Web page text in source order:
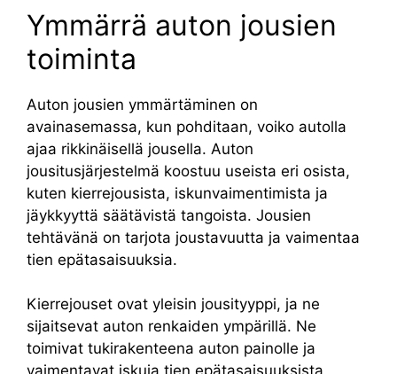
Ymmärrä auton jousien
toiminta
Auton jousien ymmärtäminen on
avainasemassa, kun pohditaan, voiko autolla
ajaa rikkinäisellä jousella. Auton
jousitusjärjestelmä koostuu useista eri osista,
kuten kierrejousista, iskunvaimentimista ja
jäykkyyttä säätävistä tangoista. Jousien
tehtävänä on tarjota joustavuutta ja vaimentaa
tien epätasaisuuksia.
Kierrejouset ovat yleisin jousityyppi, ja ne
sijaitsevat auton renkaiden ympärillä. Ne
toimivat tukirakenteena auton painolle ja